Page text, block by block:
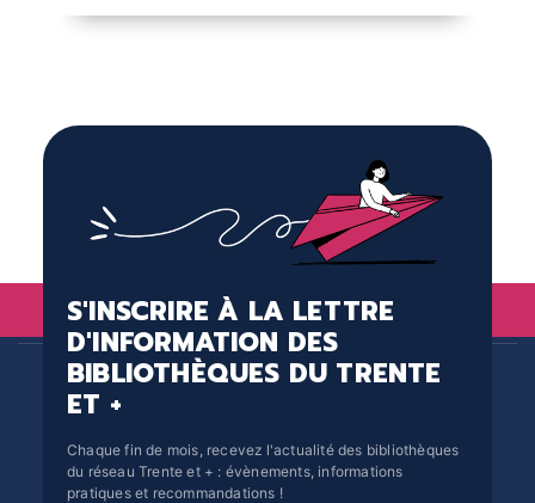
S'INSCRIRE À LA LETTRE
D'INFORMATION DES
BIBLIOTHÈQUES DU TRENTE
ET +
Chaque fin de mois, recevez l'actualité des bibliothèques
du réseau Trente et + : évènements, informations
pratiques et recommandations !